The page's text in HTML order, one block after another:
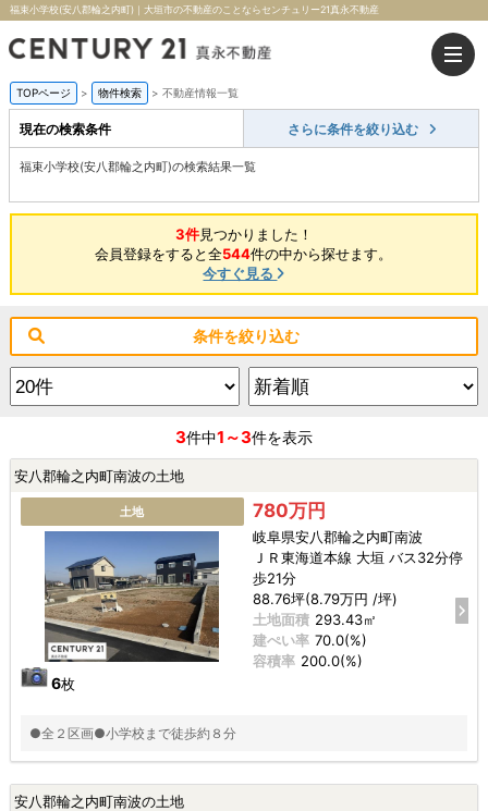
福束小学校(安八郡輪之内町)｜大垣市の不動産のことならセンチュリー21真永不動産
TOPページ > 物件検索 > 不動産情報一覧
現在の検索条件 さらに条件を絞り込む
福束小学校(安八郡輪之内町)の検索結果一覧
3件見つかりました！
会員登録をすると全544件の中から探せます。
今すぐ見る
条件を絞り込む
3件中1～3件を表示
安八郡輪之内町南波の土地
土地
6枚
780万円
岐阜県安八郡輪之内町南波
ＪＲ東海道本線 大垣 バス32分停
歩21分
88.76坪(8.79万円 /坪)
土地面積 293.43㎡
建ぺい率 70.0(%)
容積率 200.0(%)
●全２区画●小学校まで徒歩約８分
安八郡輪之内町南波の土地